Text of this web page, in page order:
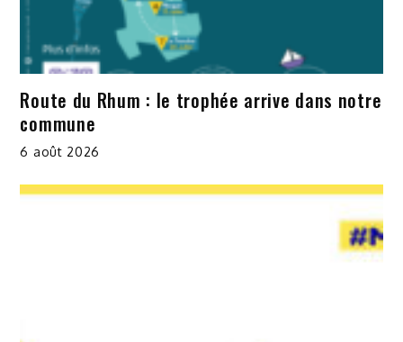
Route du Rhum : le trophée arrive dans notre
commune
6 août 2026